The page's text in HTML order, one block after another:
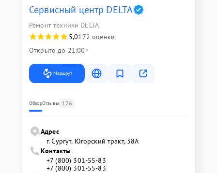
Сервисный центр DELTA
Ремонт техники DELTA
5,0172 оценки
Открыто до 21:00
Маршрут
ОбзорОтзывы 176
Адрес
г. Сургут, Югорский тракт, 38А
Контакты
+7 (800) 301-55-83
+7 (800) 301-55-83